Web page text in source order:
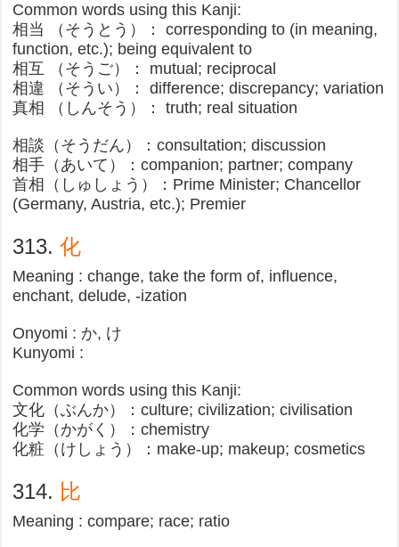
Common words using this Kanji:
相当 （そうとう）： corresponding to (in meaning,
function, etc.); being equivalent to
相互 （そうご）： mutual; reciprocal
相違 （そうい）： difference; discrepancy; variation
真相 （しんそう）： truth; real situation
相談（そうだん）：consultation; discussion​
相手（あいて）：companion; partner; company​
首相（しゅしょう）：Prime Minister; Chancellor
(Germany, Austria, etc.); Premier​
313.化
Meaning : change, take the form of, influence,
enchant, delude, -ization
Onyomi : か, け
Kunyomi :
Common words using this Kanji:
文化（ぶんか）：culture; civilization; civilisation​
化学（かがく）：chemistry
化粧（けしょう）：make-up; makeup; cosmetics​
314. 比
Meaning : compare; race; ratio